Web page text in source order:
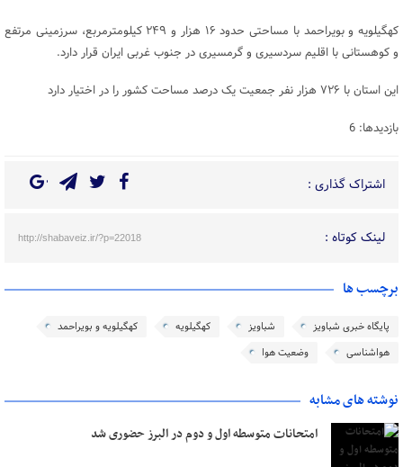
کهگیلویه و بویراحمد با مساحتی حدود ۱۶ هزار و ۲۴۹ کیلومترمربع، سرزمینی مرتفع
و کوهستانی با اقلیم سردسیری و گرمسیری در جنوب غربی ایران قرار دارد.
این استان با ۷۲۶ هزار نفر جمعیت یک درصد مساحت کشور را در اختیار دارد
بازدیدها: 6
اشتراک گذاری :
لینک کوتاه : http://shabaveiz.ir/?p=22018
برچسب ها
پایگاه خبری شباویز شباویز کهگیلویه
کهگیلویه و بویراحمد
هواشناسی
وضعیت هوا
نوشته های مشابه
امتحانات متوسطه اول و دوم در البرز حضوری شد